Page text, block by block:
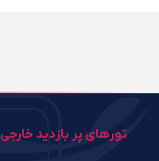
تورهای پر بازدید خارجی